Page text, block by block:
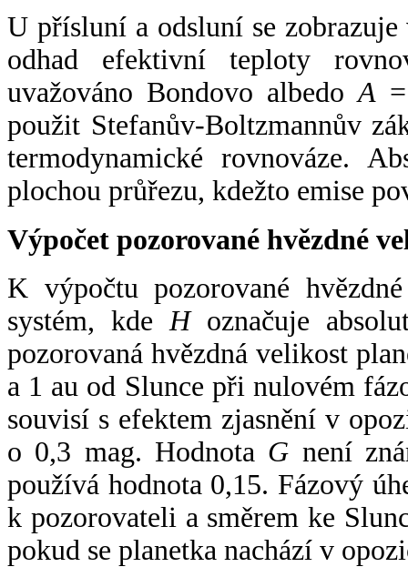
U přísluní a odsluní se
odhad efektivní teploty
uvažováno Bondovo albedoA
použit Stefanův-Boltzmannův
termodynamické rovnováze.
plochou průřezu, kdežto emise
Výpočet pozorované hvězdné
K výpočtu pozorované
systém, kde Hoznačuje
pozorovaná hvězdná velikost
a 1 au od Slunce při nulovém
souvisí s efektem zjasnění v
o 0,3 mag. Hodnota G není
používá hodnota 0,15. Fázový
k pozorovateli a směrem ke
pokud se planetka nachází v